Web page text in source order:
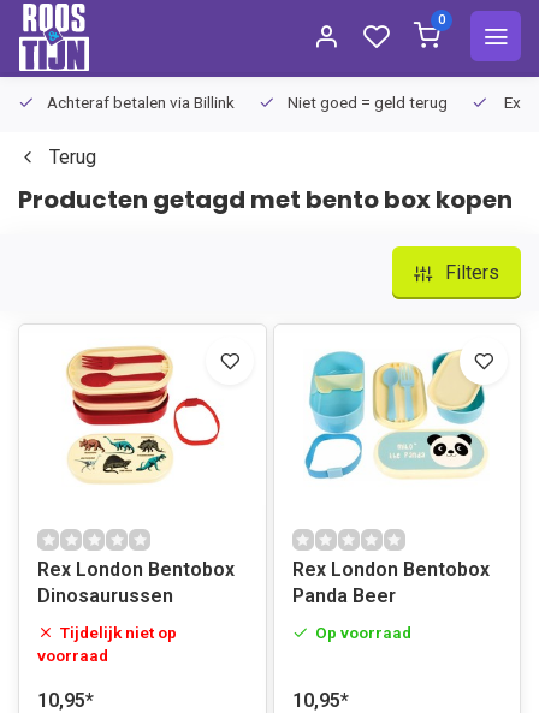
0
Achteraf betalen via Billink Niet goed = geld terug
Terug
Producten getagd met bento box kopen
Filters
Rex London Bentobox
Dinosaurussen
Tijdelijk niet op
voorraad
10,95*
Rex London Bentobox
Panda Beer
Op voorraad
10,95*